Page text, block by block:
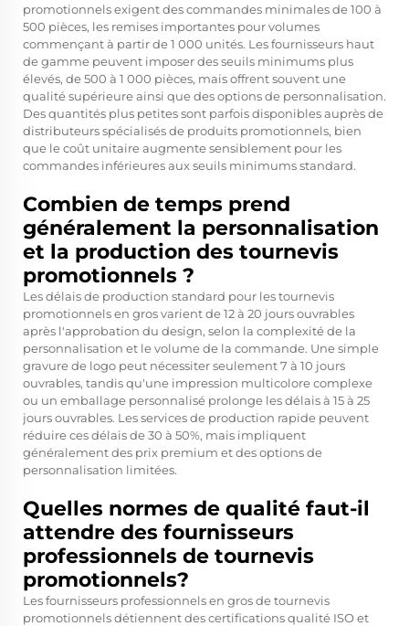
promotionnels exigent des commandes minimales de 100 à
500 pièces, les remises importantes pour volumes
commençant à partir de 1 000 unités. Les fournisseurs haut
de gamme peuvent imposer des seuils minimums plus
élevés, de 500 à 1 000 pièces, mais offrent souvent une
qualité supérieure ainsi que des options de personnalisation.
Des quantités plus petites sont parfois disponibles auprès de
distributeurs spécialisés de produits promotionnels, bien
que le coût unitaire augmente sensiblement pour les
commandes inférieures aux seuils minimums standard.
Combien de temps prend
généralement la personnalisation
et la production des tournevis
promotionnels ?
Les délais de production standard pour les tournevis
promotionnels en gros varient de 12 à 20 jours ouvrables
après l'approbation du design, selon la complexité de la
personnalisation et le volume de la commande. Une simple
gravure de logo peut nécessiter seulement 7 à 10 jours
ouvrables, tandis qu'une impression multicolore complexe
ou un emballage personnalisé prolonge les délais à 15 à 25
jours ouvrables. Les services de production rapide peuvent
réduire ces délais de 30 à 50%, mais impliquent
généralement des prix premium et des options de
personnalisation limitées.
Quelles normes de qualité faut-il
attendre des fournisseurs
professionnels de tournevis
promotionnels?
Les fournisseurs professionnels en gros de tournevis
promotionnels détiennent des certifications qualité ISO et